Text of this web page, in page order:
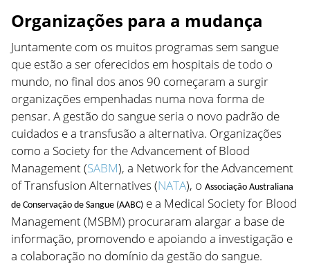
Organizações para a mudança
Juntamente com os muitos programas sem sangue
que estão a ser oferecidos em hospitais de todo o
mundo, no final dos anos 90 começaram a surgir
organizações empenhadas numa nova forma de
pensar. A gestão do sangue seria o novo padrão de
cuidados e a transfusão a alternativa. Organizações
como a Society for the Advancement of Blood
Management (SABM), a Network for the Advancement
of Transfusion Alternatives (NATA), o Associação Australiana
de Conservação de Sangue (AABC) e a Medical Society for Blood
Management (MSBM) procuraram alargar a base de
informação, promovendo e apoiando a investigação e
a colaboração no domínio da gestão do sangue.